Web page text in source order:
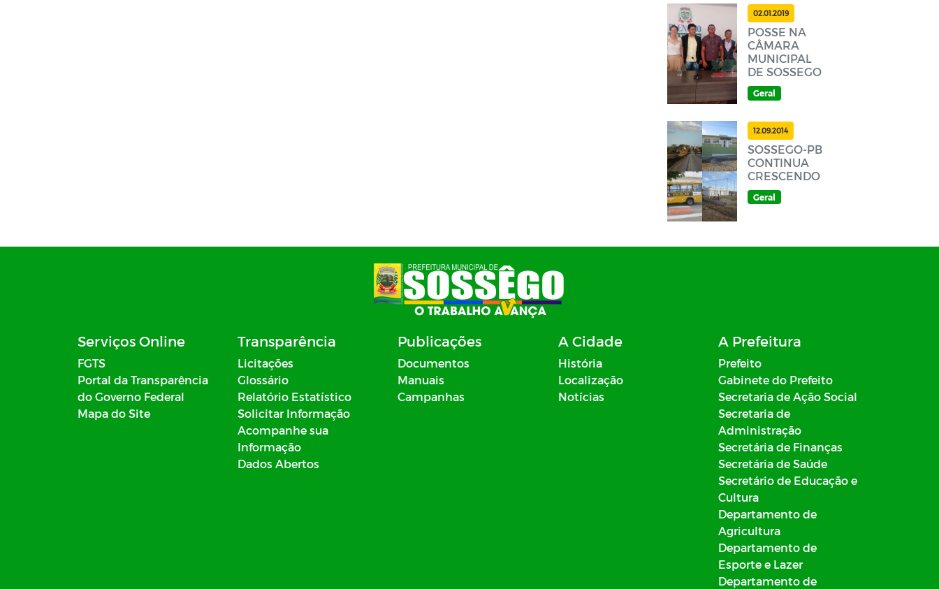
02.01.2019
POSSE NA
CÂMARA
MUNICIPAL
DE SOSSEGO
Geral
12.09.2014
SOSSEGO-PB
CONTINUA
CRESCENDO
Geral
Serviços Online
FGTS
Portal da Transparência
do Governo Federal
Mapa do Site
Transparência
Licitações
Glossário
Relatório Estatístico
Solicitar Informação
Acompanhe sua
Informação
Dados Abertos
Publicações
Documentos
Manuais
Campanhas
A Cidade
História
Localização
Notícias
A Prefeitura
Prefeito
Gabinete do Prefeito
Secretaria de Ação Social
Secretaria de
Administração
Secretária de Finanças
Secretária de Saúde
Secretário de Educação e
Cultura
Departamento de
Agricultura
Departamento de
Esporte e Lazer
Departamento de